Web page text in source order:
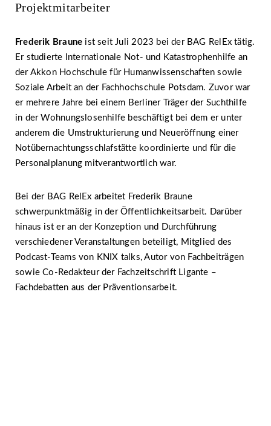
Projektmitarbeiter
Frederik Braune ist seit Juli 2023 bei der BAG RelEx tätig.
Er studierte Internationale Not- und Katastrophenhilfe an
der Akkon Hochschule für Humanwissenschaften sowie
Soziale Arbeit an der Fachhochschule Potsdam. Zuvor war
er mehrere Jahre bei einem Berliner Träger der Suchthilfe
in der Wohnungslosenhilfe beschäftigt bei dem er unter
anderem die Umstrukturierung und Neueröffnung einer
Notübernachtungsschlafstätte koordinierte und für die
Personalplanung mitverantwortlich war.
Bei der BAG RelEx arbeitet Frederik Braune
schwerpunktmäßig in der Öffentlichkeitsarbeit. Darüber
hinaus ist er an der Konzeption und Durchführung
verschiedener Veranstaltungen beteiligt, Mitglied des
Podcast-Teams von KNIX talks, Autor von Fachbeiträgen
sowie Co-Redakteur der Fachzeitschrift Ligante –
Fachdebatten aus der Präventionsarbeit.